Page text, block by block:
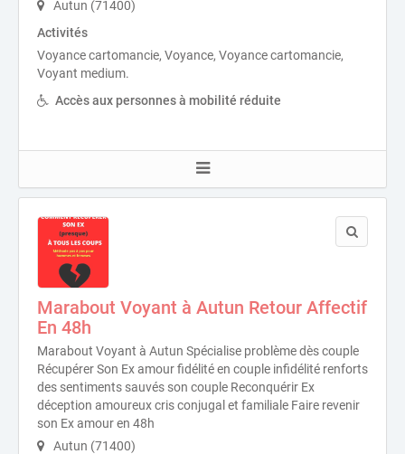
Autun (71400)
Activités
Voyance cartomancie, Voyance, Voyance cartomancie,
Voyant medium.
Accès aux personnes à mobilité réduite
Marabout Voyant à Autun Retour Affectif
En 48h
Marabout Voyant à Autun Spécialise problème dès couple
Récupérer Son Ex amour fidélité en couple infidélité renforts
des sentiments sauvés son couple Reconquérir Ex
déception amoureux cris conjugal et familiale Faire revenir
son Ex amour en 48h
Autun (71400)